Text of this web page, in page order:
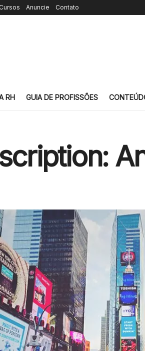
Cursos Anuncie Contato
RH GUIA DE PROFISSÕES